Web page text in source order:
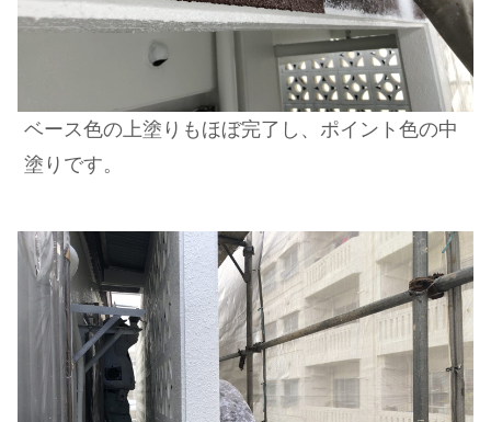
ベース色の上塗りもほぼ完了し、ポイント色の中
塗りです。